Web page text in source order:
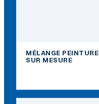
MÉLANGE PEINTURE
SUR MESURE